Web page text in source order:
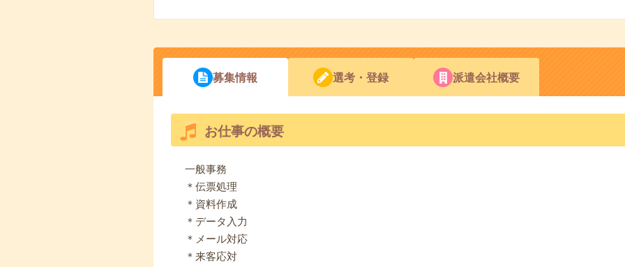
募集情報 選考・登録 派遣会社概要
お仕事の概要
一般事務
＊伝票処理
＊資料作成
＊データ入力
＊メール対応
＊来客応対